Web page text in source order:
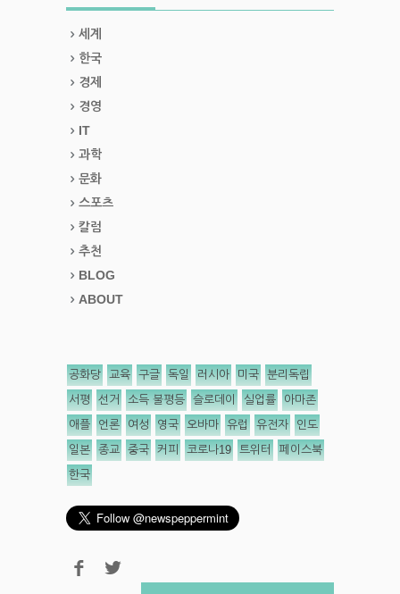
세계
한국
경제
경영
IT
과학
문화
스포츠
칼럼
추천
BLOG
ABOUT
공화당 교육 구글 독일 러시아 미국 분리독립
서평 선거 소득 불평등 슬로데이 실업률 아마존
애플 언론 여성 영국 오바마 유럽 유전자 인도
일본 종교 중국 커피 코로나19 트위터 페이스북
한국